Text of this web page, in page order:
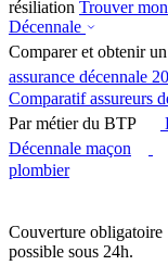
résiliation Trouver
Décennale
Comparer et obtenir
assurance décennale
Comparatif assureurs
Par métier du BTP
Décennale maçon
plombier
Couverture obligatoire
possible sous 24h.